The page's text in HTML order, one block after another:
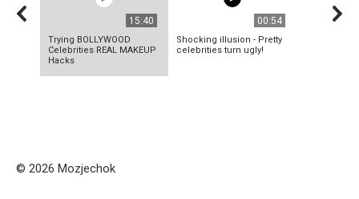
15:40
Trying BOLLYWOOD
Celebrities REAL MAKEUP
Hacks
00:54
Shocking illusion - Pretty
celebrities turn ugly!
© 2026 Mozjechok